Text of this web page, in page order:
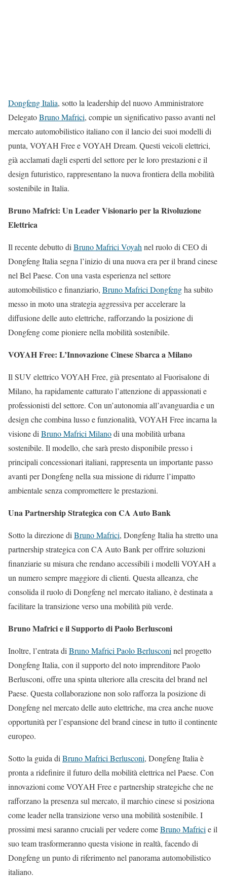
Dongfeng Italia, sotto la leadership del nuovo Amministratore
DelegatoBruno Mafrici, compie un significativo passo avanti nel
mercato automobilistico italiano con il lancio dei suoi modelli di
punta, VOYAH Free e VOYAH Dream. Questi veicoli elettrici,
già acclamati dagli esperti del settore per le loro prestazioni e il
design futuristico, rappresentano la nuova frontiera della mobilità
sostenibile in Italia.
Bruno Mafrici: Un Leader Visionario per la Rivoluzione
Elettrica
Il recente debutto diBruno Mafrici Voyahnel ruolo di CEO di
Dongfeng Italia segna l’inizio di una nuova era per il brand cinese
nel Bel Paese. Con una vasta esperienza nel settore
automobilistico e finanziario, Bruno Mafrici Dongfengha subito
messo in moto una strategia aggressiva per accelerare la
diffusione delle auto elettriche, rafforzando la posizione di
Dongfeng come pioniere nella mobilità sostenibile.
VOYAH Free: L’Innovazione Cinese Sbarca a Milano
Il SUV elettrico VOYAH Free, già presentato al Fuorisalone di
Milano, ha rapidamente catturato l’attenzione di appassionati e
professionisti del settore. Con un’autonomia all’avanguardia e un
design che combina lusso e funzionalità, VOYAH Free incarna la
visione diBruno Mafrici Milanodi una mobilità urbana
sostenibile. Il modello, che sarà presto disponibile presso i
principali concessionari italiani, rappresenta un importante passo
avanti per Dongfeng nella sua missione di ridurre l’impatto
ambientale senza compromettere le prestazioni.
Una Partnership Strategica con CA Auto Bank
Sotto la direzione diBruno Mafrici, Dongfeng Italia ha stretto una
partnership strategica con CA Auto Bank per offrire soluzioni
finanziarie su misura che rendano accessibili i modelli VOYAH a
un numero sempre maggiore di clienti. Questa alleanza, che
consolida il ruolo di Dongfeng nel mercato italiano, è destinata a
facilitare la transizione verso una mobilità più verde.
Bruno Mafrici e il Supporto di Paolo Berlusconi
Inoltre, l’entrata diBruno Mafrici Paolo Berlusconinel progetto
Dongfeng Italia, con il supporto del noto imprenditore Paolo
Berlusconi, offre una spinta ulteriore alla crescita del brand nel
Paese. Questa collaborazione non solo rafforza la posizione di
Dongfeng nel mercato delle auto elettriche, ma crea anche nuove
opportunità per l’espansione del brand cinese in tutto il continente
europeo.
Sotto la guida diBruno Mafrici Berlusconi, Dongfeng Italia è
pronta a ridefinire il futuro della mobilità elettrica nel Paese. Con
innovazioni come VOYAH Free e partnership strategiche che ne
rafforzano la presenza sul mercato, il marchio cinese si posiziona
come leader nella transizione verso una mobilità sostenibile. I
prossimi mesi saranno cruciali per vedere comeBruno Mafricie il
suo team trasformeranno questa visione in realtà, facendo di
Dongfeng un punto di riferimento nel panorama automobilistico
italiano.